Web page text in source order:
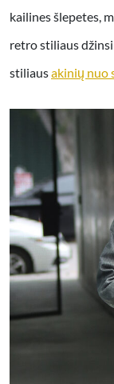
kailines šlepetes,
retro stiliaus
stiliausakinių nuo